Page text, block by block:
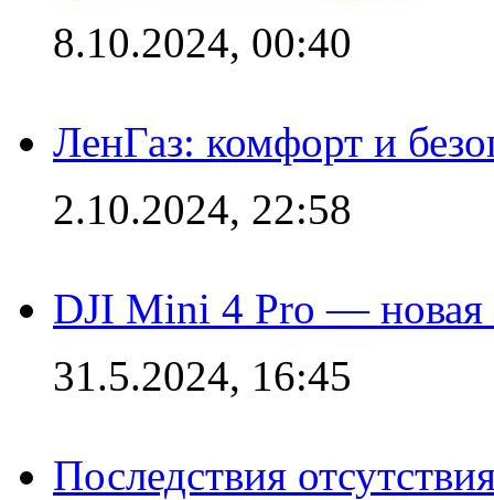
8.10.2024, 00:40
ЛенГаз: комфорт и
2.10.2024, 22:58
DJI Mini 4 Pro — новая
31.5.2024, 16:45
Последствия